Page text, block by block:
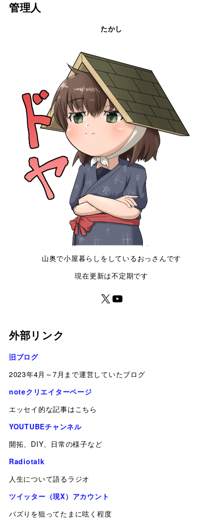
管理人
たかし
山奥で小屋暮らしをしているおっさんです
現在更新は不定期です
外部リンク
旧ブログ
2023年4月～7月まで運営していたブログ
noteクリエイターページ
エッセイ的な記事はこちら
YOUTUBEチャンネル
開拓、DIY、日常の様子など
Radiotalk
人生について語るラジオ
ツイッター（現X）アカウント
バズりを狙ってたまに呟く程度